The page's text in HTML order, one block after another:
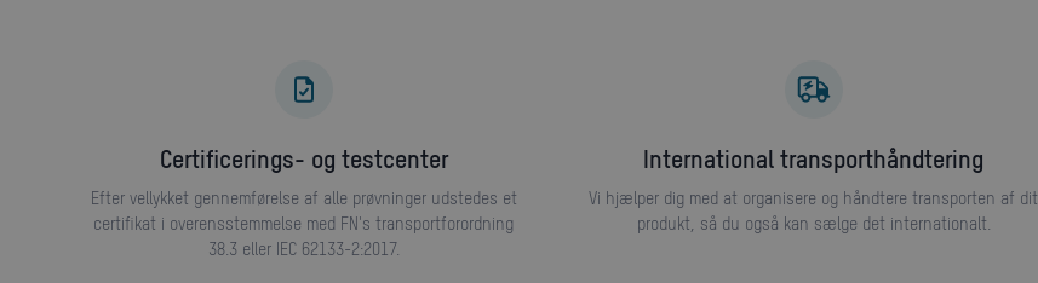
Certificerings- og testcenter
Efter vellykket gennemførelse af alle prøvninger udstedes et
certifikat i overensstemmelse med FN's transportforordning
38.3 eller IEC 62133-2:2017.
International transporthåndtering
Vi hjælper dig med at organisere og håndtere transporten af dit
produkt, så du også kan sælge det internationalt.